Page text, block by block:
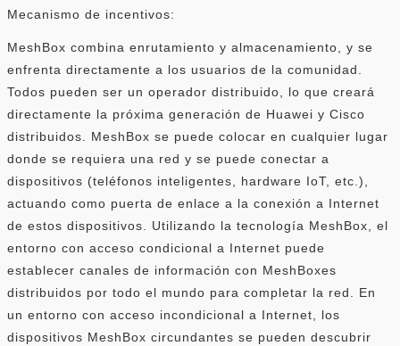
Mecanismo de incentivos:
MeshBox combina enrutamiento y almacenamiento, y se
enfrenta directamente a los usuarios de la comunidad.
Todos pueden ser un operador distribuido, lo que creará
directamente la próxima generación de Huawei y Cisco
distribuidos. MeshBox se puede colocar en cualquier lugar
donde se requiera una red y se puede conectar a
dispositivos (teléfonos inteligentes, hardware IoT, etc.),
actuando como puerta de enlace a la conexión a Internet
de estos dispositivos. Utilizando la tecnología MeshBox, el
entorno con acceso condicional a Internet puede
establecer canales de información con MeshBoxes
distribuidos por todo el mundo para completar la red. En
un entorno con acceso incondicional a Internet, los
dispositivos MeshBox circundantes se pueden descubrir